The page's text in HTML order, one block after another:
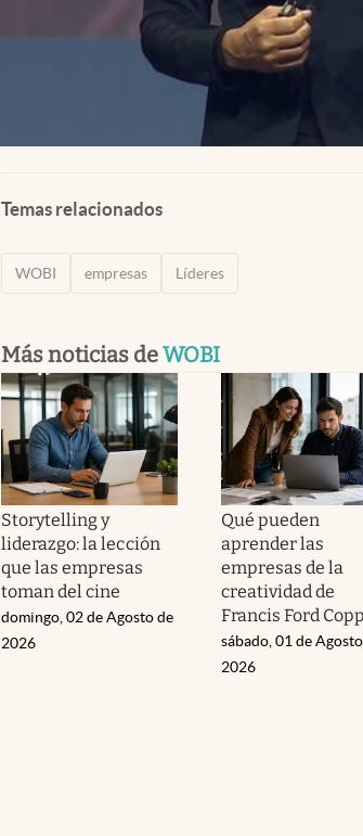
Temas relacionados
WOBI empresas Líderes
Más noticias deWOBI
Storytelling y
liderazgo: la lección
que las empresas
toman del cine
domingo, 02 de Agosto de
2026
Qué pueden
aprender las
empresas de la
creatividad de
Francis Ford
sábado, 01 de
2026